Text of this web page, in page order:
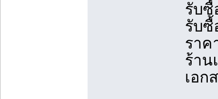
รับ
รับซื้
ราค
ร้าน
เอก